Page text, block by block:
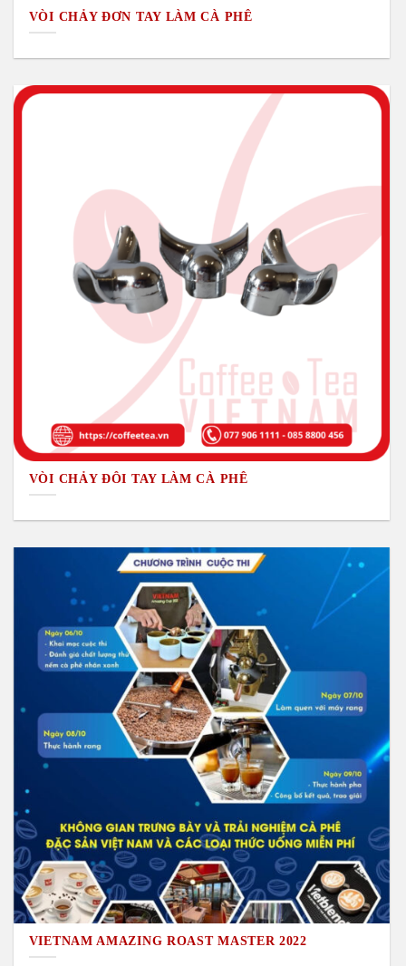
VÒI CHẢY ĐƠN TAY LÀM CÀ PHÊ
VÒI CHẢY ĐÔI TAY LÀM CÀ PHÊ
VIETNAM AMAZING ROAST MASTER 2022